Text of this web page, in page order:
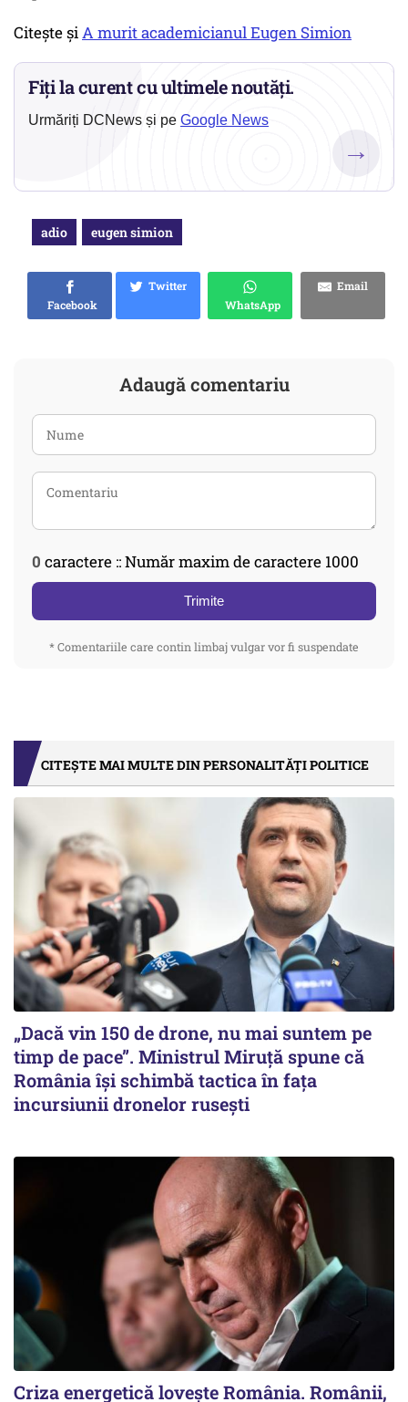
Citeşte şiA murit academicianul Eugen Simion
Fiți la curent cu ultimele noutăți.
Urmăriți DCNews și pe Google News
→
adio eugen simion
Facebook
Twitter
WhatsApp
Email
Adaugă comentariu
0 caractere :: Număr maxim de caractere 1000
Trimite
* Comentariile care contin limbaj vulgar vor fi suspendate
CITEȘTE MAI MULTE DIN PERSONALITĂȚI POLITICE
„Dacă vin 150 de drone, nu mai suntem pe
timp de pace”. Ministrul Miruţă spune că
România își schimbă tactica în fața
incursiunii dronelor rusești
Criza energetică lovește România. Românii,